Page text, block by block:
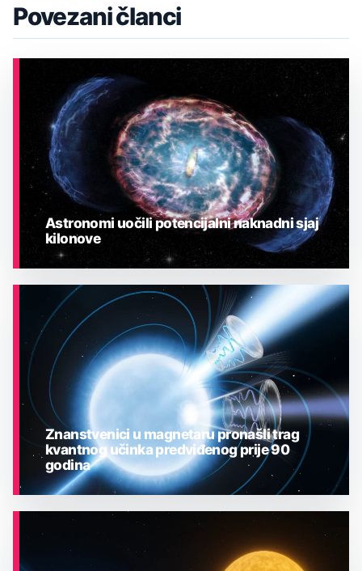
Povezani članci
ASTRONOMIJA
Astronomi uočili potencijalni naknadni sjaj
kilonove
Znanstvenici u magnetaru pronašli trag
kvantnog učinka predviđenog prije 90
godina